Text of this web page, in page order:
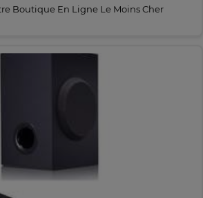
Boutique En Ligne Le Moins Cher